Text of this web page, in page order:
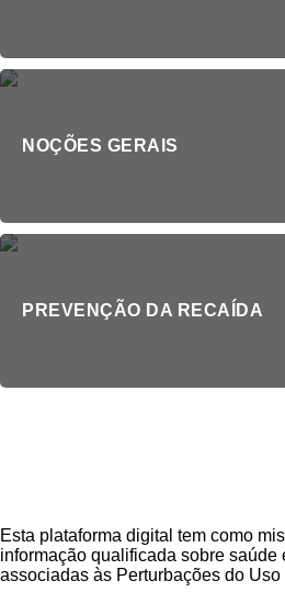
NOÇÕES GERAIS
PREVENÇÃO DA RECAÍDA
Esta plataforma digital tem como
informação qualificada sobre saúde
associadas às Perturbações do Uso